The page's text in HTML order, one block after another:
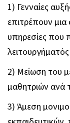
1) Γενναίες
επιτρέπουν
υπηρεσίες που
2) Μείωση του
μαθητριών ανά
3) Άμεση